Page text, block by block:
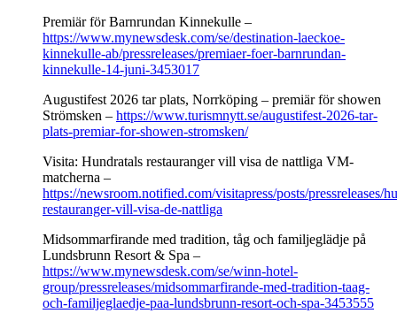
Premiär för Barnrundan Kinnekulle –
https://www.mynewsdesk.com/se/destination-laeckoe-
kinnekulle-ab/pressreleases/premiaer-foer-barnrundan-
kinnekulle-14-juni-3453017
Augustifest 2026 tar plats, Norrköping – premiär för showen
Strömsken – https://www.turismnytt.se/augustifest-2026-tar-
plats-premiar-for-showen-stromsken/
Visita: Hundratals restauranger vill visa de nattliga VM-
matcherna –
https://newsroom.notified.com/visitapress/posts/pressreleases/
restauranger-vill-visa-de-nattliga
Midsommarfirande med tradition, tåg och familjeglädje på
Lundsbrunn Resort & Spa –
https://www.mynewsdesk.com/se/winn-hotel-
group/pressreleases/midsommarfirande-med-tradition-taag-
och-familjeglaedje-paa-lundsbrunn-resort-och-spa-3453555